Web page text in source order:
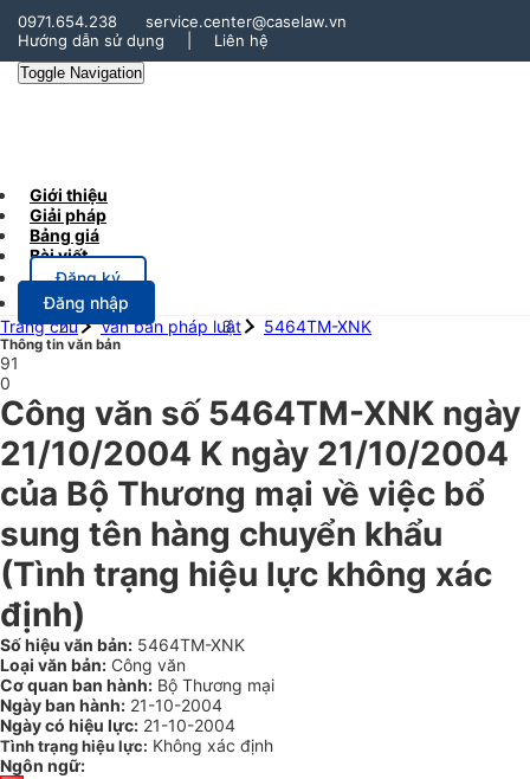
0971.654.238
service.center@caselaw.vn
Hướng dẫn sử dụng
Liên hệ
Toggle Navigation
Giới thiệu
Giải pháp
Bảng giá
Bài viết
Đăng ký
Đăng nhập
Trang chủ
Văn bản pháp luật 5464TM-XNK
Thông tin văn bản
91
0
Công văn số 5464TM-XNK ngày
21/10/2004 K ngày 21/10/2004
của Bộ Thương mại về việc bổ
sung tên hàng chuyển khẩu
(Tình trạng hiệu lực không xác
định)
Số hiệu văn bản: 5464TM-XNK
Loại văn bản: Công văn
Cơ quan ban hành: Bộ Thương mại
Ngày ban hành: 21-10-2004
Ngày có hiệu lực: 21-10-2004
Tình trạng hiệu lực: Không xác định
Ngôn ngữ: